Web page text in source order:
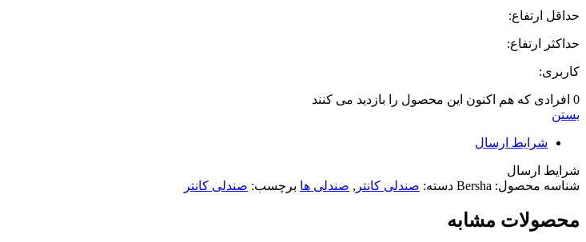
حداقل ارتفاع:
حداکثر ارتفاع:
کاربری:
0 افرادی که هم اکنون این محصول را بازدید می کنند
بستن
شرایط ارسال
شرایط ارسال
شناسه محصول: Bersha دسته: صندلی کانتر , صندلی ها برچسب: صندلی کانتر
محصولات مشابه